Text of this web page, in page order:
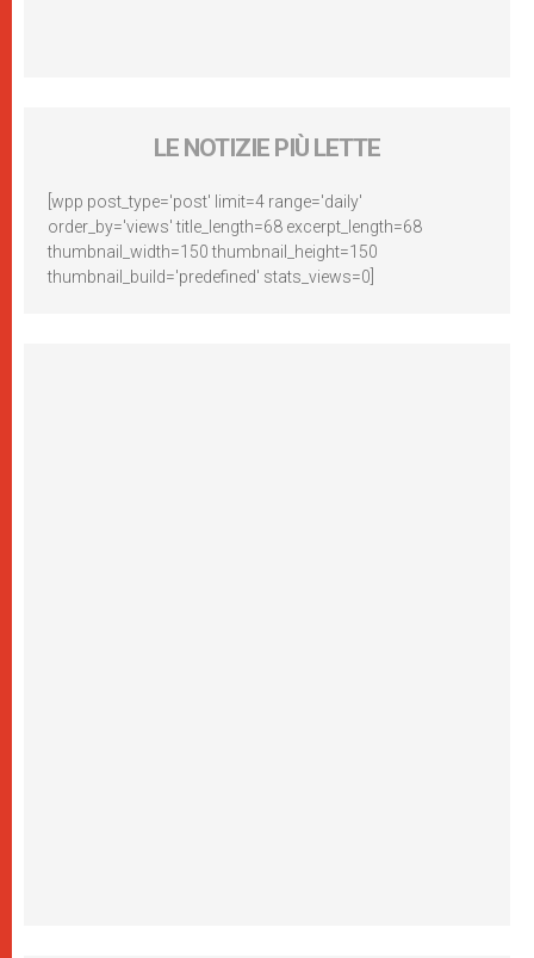
LE NOTIZIE PIÙ LETTE
[wpp post_type='post' limit=4 range='daily'
order_by='views' title_length=68 excerpt_length=68
thumbnail_width=150 thumbnail_height=150
thumbnail_build='predefined' stats_views=0]